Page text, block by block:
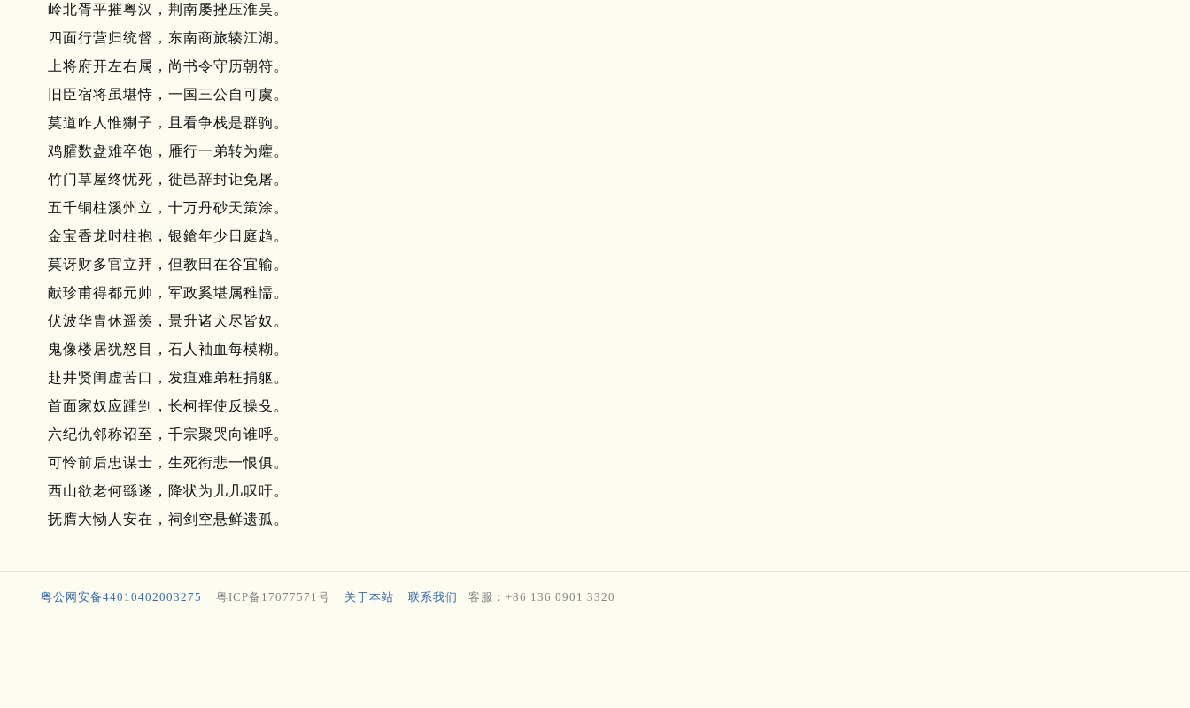
岭北胥平摧粤汉，荆南屡挫压淮吴。
四面行营归统督，东南商旅辏江湖。
上将府开左右属，尚书令守历朝符。
旧臣宿将虽堪恃，一国三公自可虞。
莫道咋人惟猘子，且看争栈是群驹。
鸡臛数盘难卒饱，雁行一弟转为癯。
竹门草屋终忧死，徙邑辞封讵免屠。
五千铜柱溪州立，十万丹砂天策涂。
金宝香龙时柱抱，银鎗年少日庭趋。
莫讶财多官立拜，但教田在谷宜输。
献珍甫得都元帅，军政奚堪属稚懦。
伏波华胄休遥羡，景升诸犬尽皆奴。
鬼像楼居犹怒目，石人袖血每模糊。
赴井贤闺虚苦口，发疽难弟枉捐躯。
首面家奴应踵剉，长柯挥使反操殳。
六纪仇邻称诏至，千宗聚哭向谁呼。
可怜前后忠谋士，生死衔悲一恨俱。
西山欲老何繇遂，降状为儿几叹吁。
抚膺大恸人安在，祠剑空悬鲜遗孤。
粤公网安备44010402003275 粤ICP备17077571号 关于本站 联系我们 客服：+86 136 0901 3320